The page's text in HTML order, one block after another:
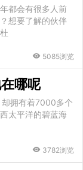
都会有很多人前
想要了解的伙伴
5085浏览
哪呢
拥有着7000多个
太平洋的碧蓝海
3782浏览